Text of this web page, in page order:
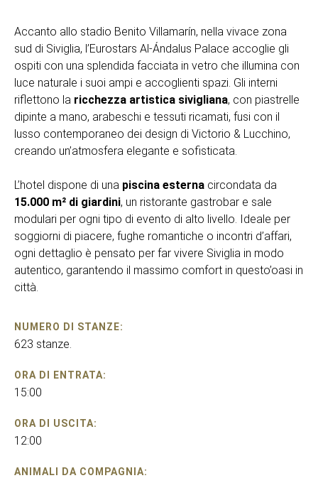
Accanto allo stadio Benito Villamarín, nella vivace zona
sud di Siviglia, l’Eurostars Al-Ándalus Palace accoglie gli
ospiti con una splendida facciata in vetro che illumina con
luce naturale i suoi ampi e accoglienti spazi. Gli interni
riflettono la ricchezza artistica sivigliana, con piastrelle
dipinte a mano, arabeschi e tessuti ricamati, fusi con il
lusso contemporaneo dei design di Victorio & Lucchino,
creando un’atmosfera elegante e sofisticata.
L’hotel dispone di una piscina esterna circondata da
15.000 m² di giardini, un ristorante gastrobar e sale
modulari per ogni tipo di evento di alto livello. Ideale per
soggiorni di piacere, fughe romantiche o incontri d’affari,
ogni dettaglio è pensato per far vivere Siviglia in modo
autentico, garantendo il massimo comfort in questo’oasi in
città.
NUMERO DI STANZE:
623 stanze.
ORA DI ENTRATA:
15:00
ORA DI USCITA:
12:00
ANIMALI DA COMPAGNIA: